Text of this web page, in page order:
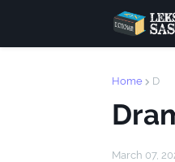
Home D
March 07,